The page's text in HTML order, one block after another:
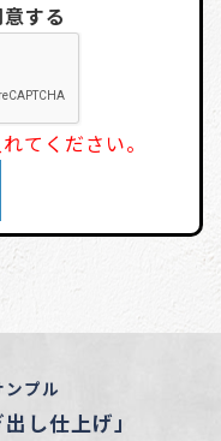
する
てください。
プル
し仕上げ」